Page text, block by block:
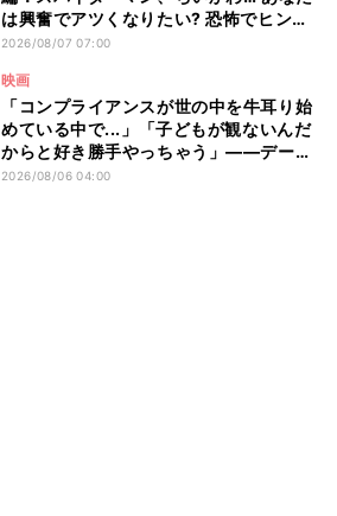
は興奮でアツくなりたい? 恐怖でヒンヤ
リしたい? - 編集部が注目する最新映画5
2026/08/07 07:00
映画
「コンプライアンスが世の中を牛耳り始
めている中で...」「子どもが観ないんだ
からと好き勝手やっちゃう」――デーモ
ン閣下が語る映画『レディ・オア・ノッ
2026/08/06 04:00